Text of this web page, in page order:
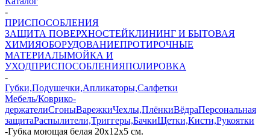
-
ПРИСПОСОБЛЕНИЯ
ЗАЩИТА ПОВЕРХНОСТЕЙКЛИНИНГ И БЫТОВАЯ
ХИМИЯОБОРУДОВАНИЕПРОТИРОЧНЫЕ
МАТЕРИАЛЫМОЙКА И
УХОДПРИСПОСОБЛЕНИЯПОЛИРОВКА
-
Губки,Подушечки,Апликаторы,Салфетки
Мебель/Коврико-
держателиСгоныВарежкиЧехлы,ПлёнкиВёдраПерсональная
защитаРаспылители,Триггеры,БачкиЩетки,Кисти,Рукоятки
-Губка моющая белая 20х12х5 см.